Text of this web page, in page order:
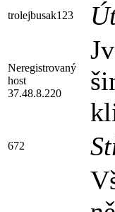
trolejbusak123
Neregistrovaný
host
37.48.8.220
672